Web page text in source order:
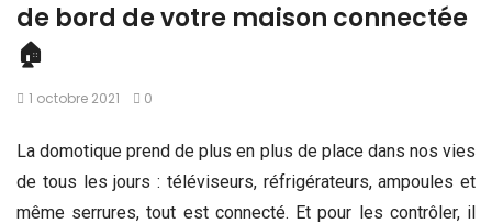
de bord de votre maison connectée
🏠
1 octobre 2021 0
La domotique prend de plus en plus de place dans nos vies
de tous les jours : téléviseurs, réfrigérateurs, ampoules et
même serrures, tout est connecté. Et pour les contrôler, il